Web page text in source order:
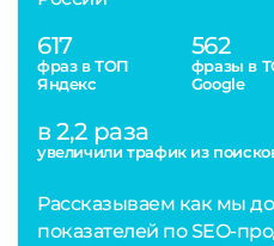
617
фраз в ТОП
Яндекс
562
фразы в
Google
в 2,2 раза
увеличили трафик из
Рассказываем как мы
показателей по SEO-